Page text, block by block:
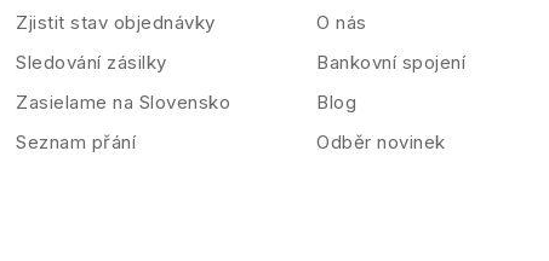
Zjistit stav objednávky
Sledování zásilky
Zasielame na Slovensko
Seznam přání
O nás
Bankovní spojení
Blog
Odběr novinek